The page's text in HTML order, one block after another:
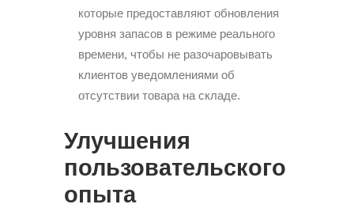
которые предоставляют обновления
уровня запасов в режиме реального
времени, чтобы не разочаровывать
клиентов уведомлениями об
отсутствии товара на складе.
Улучшения
пользовательского
опыта